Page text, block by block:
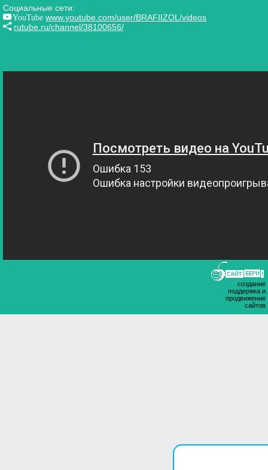
Социальные сети:
YouTube www.youtube.com/user/BRAFIIZOL/videos
rutube.ru/channel/38100656/
создание
поддержка и
продвижение
сайтов